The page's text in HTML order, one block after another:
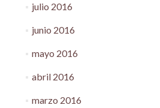
julio 2016
junio 2016
mayo 2016
abril 2016
marzo 2016